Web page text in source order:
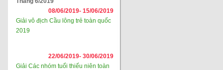
08/06/2019- 15/06/2019
Giải vô địch Cầu lông trẻ toàn quốc
2019
22/06/2019- 30/06/2019
Giải Các nhóm tuổi thiếu niên toàn